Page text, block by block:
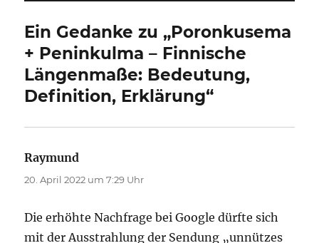
Ein Gedanke zu „Poronkusema
+ Peninkulma – Finnische
Längenmaße: Bedeutung,
Definition, Erklärung“
Raymund
20. April 2022 um 7:29 Uhr
Die erhöhte Nachfrage bei Google dürfte sich
mit der Ausstrahlung der Sendung „unnützes